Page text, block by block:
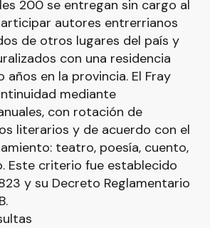
200 se entregan sin cargo al
autores entrerrianos
de otros lugares del país y
con una residencia
años en la provincia. El Fray
mediante
con rotación de
literarios y de acuerdo con el
teatro, poesía, cuento,
Este criterio fue establecido
y su Decreto Reglamentario